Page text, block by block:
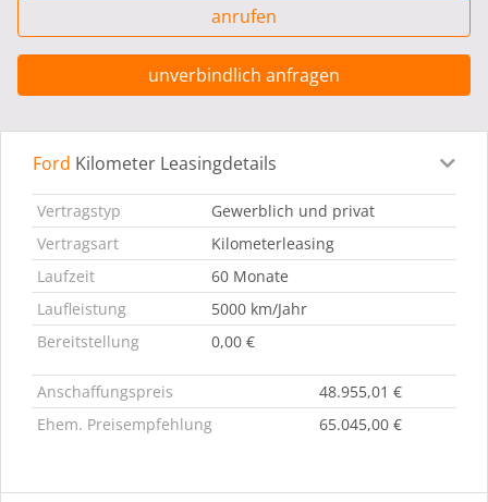
anrufen
unverbindlich anfragen
Leasingdetails Fahrzeugdetails
Ford Kilometer Leasingdetails
Vertragstyp
Gewerblich und privat
Vertragsart
Kilometerleasing
Laufzeit
60 Monate
Laufleistung
5000 km/Jahr
Bereitstellung
0,00 €
Anschaffungspreis
48.955,01 €
Ehem. Preisempfehlung
65.045,00 €